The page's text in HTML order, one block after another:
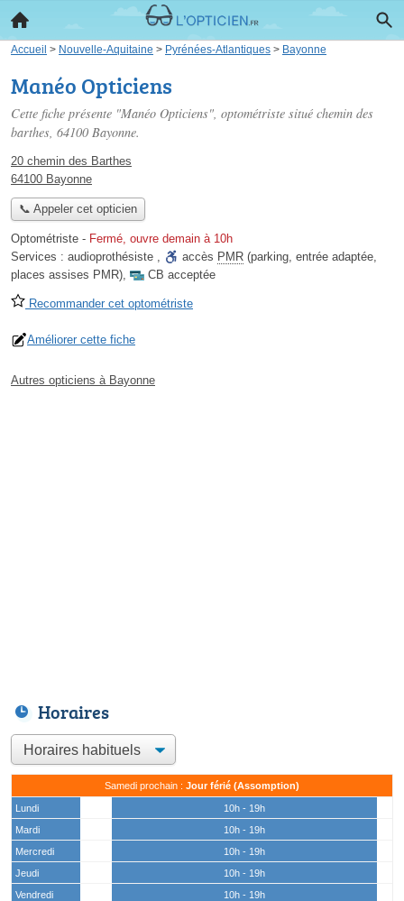
Accueil > Nouvelle-Aquitaine > Pyrénées-Atlantiques > Bayonne
Manéo Opticiens
Cette fiche présente "Manéo Opticiens", optométriste situé chemin des
barthes, 64100 Bayonne.
20 chemin des Barthes
64100 Bayonne
📞 Appeler cet opticien
Optométriste - Fermé, ouvre demain à 10h
Services : audioprothésiste , accès PMR (parking, entrée adaptée,
places assises PMR), CB acceptée
Recommander cet optométriste
Améliorer cette fiche
Autres opticiens à Bayonne
Horaires
Samedi prochain : Jour férié (Assomption)
Lundi
10h - 19h
Mardi
10h - 19h
Mercredi
10h - 19h
Jeudi
10h - 19h
Vendredi
10h - 19h